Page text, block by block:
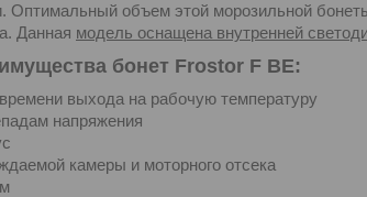
Оптимальный объем этой морозильной
Данная модель оснащена внутренней
бонет Frostor F BE:
выхода на рабочую температуру
напряжения
камеры и моторного отсека